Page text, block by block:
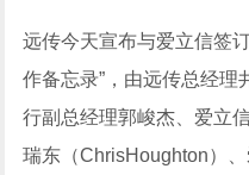
远传今天宣布与爱立信签
作备忘录”，由远传总经理
行副总经理郭峻杰、爱立
瑞东（ChrisHoughton）